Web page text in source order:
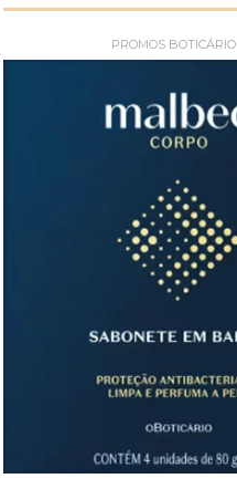
PROMOS BOTICÁRIO